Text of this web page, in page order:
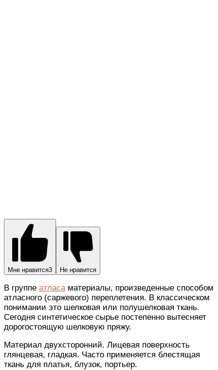
Мне нравится3 Не нравится
В группе атласаматериалы, произведенные способом
атласного (саржевого) переплетения. В классическом
понимании это шелковая или полушелковая ткань.
Сегодня синтетическое сырье постепенно вытесняет
дорогостоящую шелковую пряжу.
Материал двухсторонний. Лицевая поверхность
глянцевая, гладкая. Часто применяется блестящая
ткань для платья, блузок, портьер.